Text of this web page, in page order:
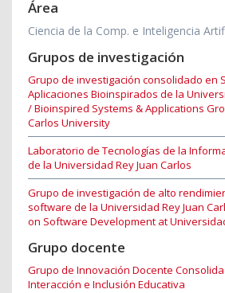
Área
Ciencia de la Comp. e Inteligencia
Grupos de investigación
Grupo de investigación consolidado en
Aplicaciones Bioinspirados de la
/ Bioinspired Systems & Applications
Carlos University
Laboratorio de Tecnologías de la
de la Universidad Rey Juan Carlos
Grupo de investigación de alto
software de la Universidad Rey Juan
on Software Development at
Grupo docente
Grupo de Innovación Docente
Interacción e Inclusión Educativa